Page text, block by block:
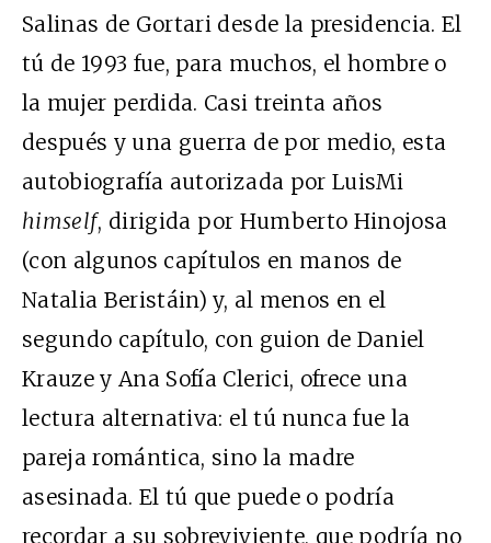
Salinas de Gortari desde la presidencia. El
tú de 1993 fue, para muchos, el hombre o
la mujer perdida. Casi treinta años
después y una guerra de por medio, esta
autobiografía autorizada por LuisMi
himself, dirigida por Humberto Hinojosa
(con algunos capítulos en manos de
Natalia Beristáin) y, al menos en el
segundo capítulo, con guion de Daniel
Krauze y Ana Sofía Clerici, ofrece una
lectura alternativa: el tú nunca fue la
pareja romántica, sino la madre
asesinada. El tú que puede o podría
recordar a su sobreviviente, que podría no